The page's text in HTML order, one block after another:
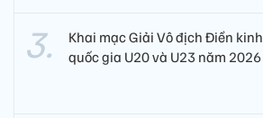
Khai mạc Giải Vô địch Điền kinh
quốc gia U20 và U23 năm 2026